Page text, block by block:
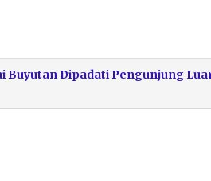
Buyutan Dipadati Pengunjung